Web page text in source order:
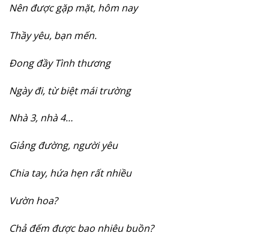
Nên được gặp mặt, hôm nay
Thầy yêu, bạn mến.
Đong đầy Tình thương
Ngày đi, từ biệt mái trường
Nhà 3, nhà 4…
Giảng đường, người yêu
Chia tay, hứa hẹn rất nhiều
Vườn hoa?
Chả đếm được bao nhiêu buồn?